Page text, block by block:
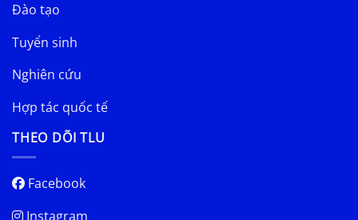
Đào tạo
Tuyển sinh
Nghiên cứu
Hợp tác quốc tế
THEO DÕI TLU
Facebook
Instagram